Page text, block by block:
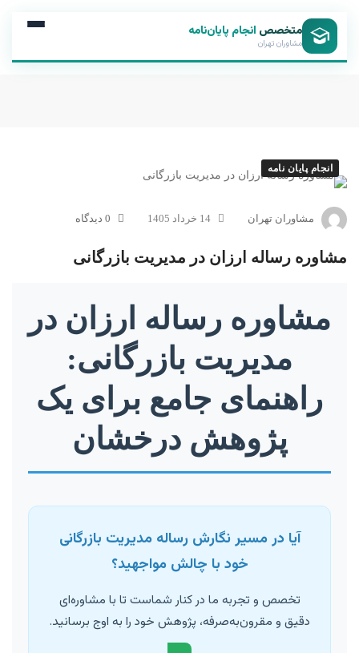
متخصص انجام پایان‌نامه
مشاوران تهران
انجام پایان نامه
مشاوران تهران 14 خرداد 1405 0 دیدگاه
مشاوره رساله ارزان در مدیریت بازرگانی
مشاوره رساله ارزان در
مدیریت بازرگانی:
راهنمای جامع برای یک
پژوهش درخشان
آیا در مسیر نگارش رساله مدیریت بازرگانی
خود با چالش مواجهید؟
تخصص و تجربه ما در کنار شماست تا با مشاوره‌ای
دقیق و مقرون‌به‌صرفه، پژوهش خود را به اوج برسانید.